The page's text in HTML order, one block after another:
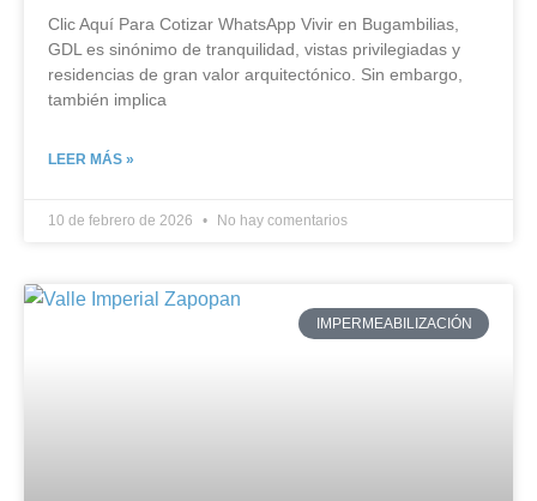
Clic Aquí Para Cotizar​ WhatsApp Vivir en Bugambilias,
GDL es sinónimo de tranquilidad, vistas privilegiadas y
residencias de gran valor arquitectónico. Sin embargo,
también implica
LEER MÁS »
10 de febrero de 2026 No hay comentarios
IMPERMEABILIZACIÓN